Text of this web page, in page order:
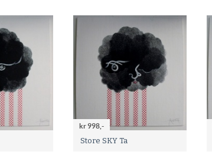
kr 998,-
Store SKY Ta